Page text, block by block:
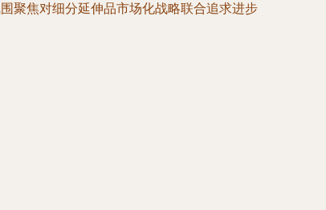
聚焦对细分延伸品市场化战略联合追求进步